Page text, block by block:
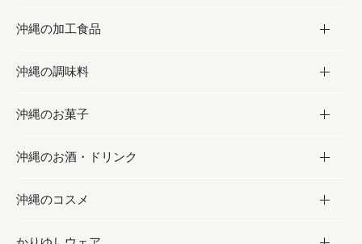
お取り寄せグルメ
フルーツ・野菜
お肉
海産物
沖縄の加工食品
加工食品
缶詰／パウチ
沖縄料理
沖縄そば／乾麺
沖縄の調味料
調味料
砂糖／黒砂糖
塩
沖縄のお菓子
お菓子
黒糖
沖縄のお酒・ドリンク
お酒・ドリンク
沖縄のコスメ